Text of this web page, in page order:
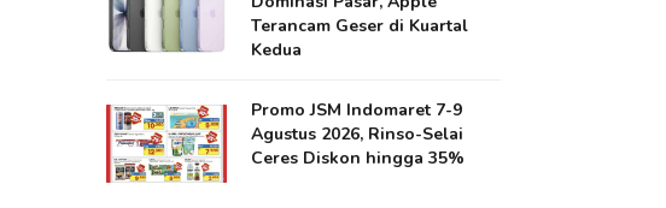
Terancam Geser di Kuartal
Kedua
Promo JSM Indomaret 7-9
Agustus 2026, Rinso-Selai
Ceres Diskon hingga 35%